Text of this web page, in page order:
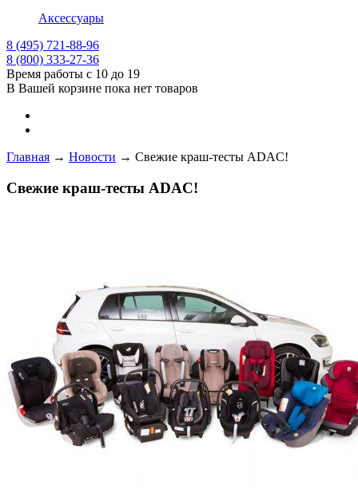
Аксессуары
8 (495) 721-88-96
8 (800) 333-27-36
Время работы с 10 до 19
В Вашей корзине пока нет товаров
Главная → Новости → Свежие краш-тесты ADAC!
Свежие краш-тесты ADAC!